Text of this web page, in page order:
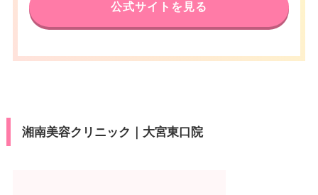
公式サイトを見る
湘南美容クリニック｜大宮東口院